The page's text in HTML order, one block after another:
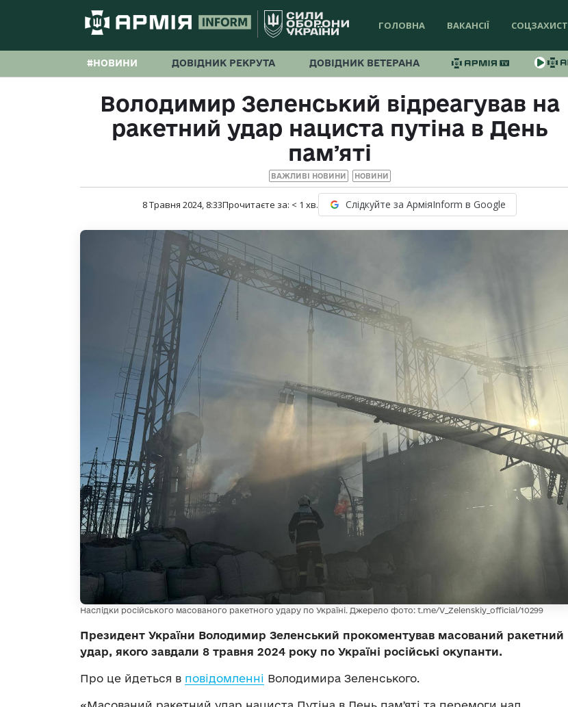
ГОЛОВНА ВАКАНСІЇ СОЦЗАХИСТ
#НОВИНИ ДОВІДНИК РЕКРУТА ДОВІДНИК ВЕТЕРАНА
Володимир Зеленський відреагував на
ракетний удар нациста путіна в День
памʼяті
ВАЖЛИВІ НОВИНИ НОВИНИ
8 Травня 2024, 8:33Прочитаєте за: < 1 хв. Слідкуйте за АрміяInform в Google
Наслідки російського масованого ракетного удару по Україні. Джерело фото: t.me/V_Zelenskiy_official/10299
Президент України Володимир Зеленський прокоментував масований ракетний
удар, якого завдали 8 травня 2024 року по Україні російські окупанти.
Про це йдеться в повідомленні Володимира Зеленського.